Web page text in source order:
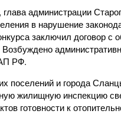
администрации
в нарушение
заключил договор
Возбуждено
РФ.
поселений и города
жилищную инспекцию
готовности к